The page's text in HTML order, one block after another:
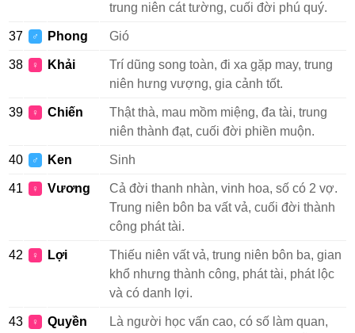
trung niên cát tường, cuối đời phú quý.
37 ♂ Phong Gió
38 ♀ Khải
Trí dũng song toàn, đi xa gặp may, trung
niên hưng vượng, gia cảnh tốt.
39 ♀ Chiến
Thật thà, mau mồm miệng, đa tài, trung
niên thành đạt, cuối đời phiền muộn.
40 ♂ Ken Sinh
41 ♀ Vương
Cả đời thanh nhàn, vinh hoa, số có 2 vợ.
Trung niên bôn ba vất vả, cuối đời thành
công phát tài.
42 ♀ Lợi
Thiếu niên vất vả, trung niên bôn ba, gian
khổ nhưng thành công, phát tài, phát lộc
và có danh lợi.
43 ♀ Quyền
Là người học vấn cao, có số làm quan,